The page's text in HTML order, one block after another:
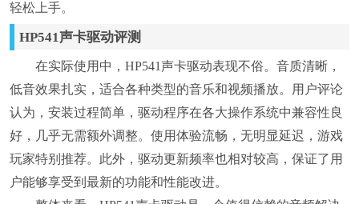
轻松上手。
HP541声卡驱动评测
在实际使用中，HP541声卡驱动表现不俗。音质清晰，
低音效果扎实，适合各种类型的音乐和视频播放。用户评论
认为，安装过程简单，驱动程序在各大操作系统中兼容性良
好，几乎无需额外调整。使用体验流畅，无明显延迟，游戏
玩家特别推荐。此外，驱动更新频率也相对较高，保证了用
户能够享受到最新的功能和性能改进。